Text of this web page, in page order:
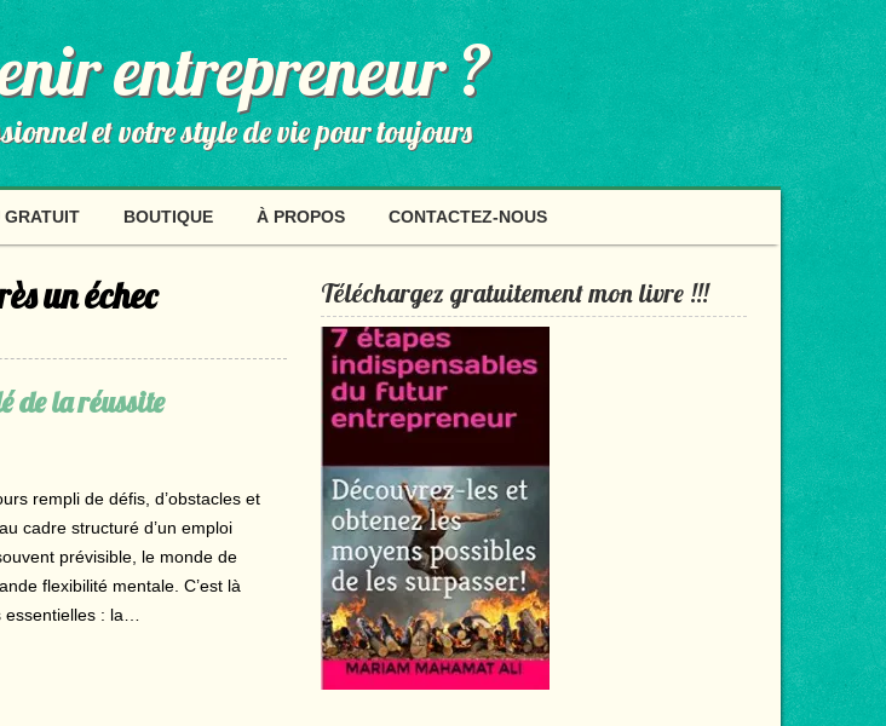
entrepreneur ?
et votre style de vie pour toujours
BOUTIQUE À PROPOS CONTACTEZ-NOUS
un échec
de la réussite
rempli de défis, d’obstacles et
cadre structuré d’un emploi
prévisible, le monde de
flexibilité mentale. C’est là
: la…
Téléchargez gratuitement mon livre !!!